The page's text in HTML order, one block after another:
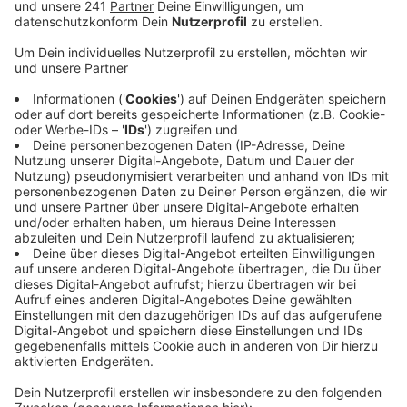
die Lupe genommen. 12 davon im Bergischen.
Sechs Betriebe pro Kreis hat der Zoll sich bei uns
angeschaut. Im Oberbergischen hatte er dabei nichts
zu meckern. Sowohl bei den Kontrollen in
Gummersbach als auch in Engelskirchen haben sich
keine Auffälligkeiten ergeben. Anders in Rhein-Berg:
Hier hatten die Zollbeamten ausschließlich Gastro-
Betriebe in Bergisch Gladbach auf der Liste. 13
Angestellte haben sie befragt, dabei haben sich gleich
mehrere Verdachtsfälle aufgetan: Bei einer Person
sind weitere Ermittlungen zur Arbeits-Erlaubnis nötig.
Außerdem gibt es in jeweils einem Fall Hinweise auf
Schwarzarbeit und den Missbrauch von Sozial-